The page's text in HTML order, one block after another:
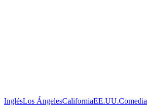
InglésLos ÁngelesCaliforniaEE.UU.Comedia